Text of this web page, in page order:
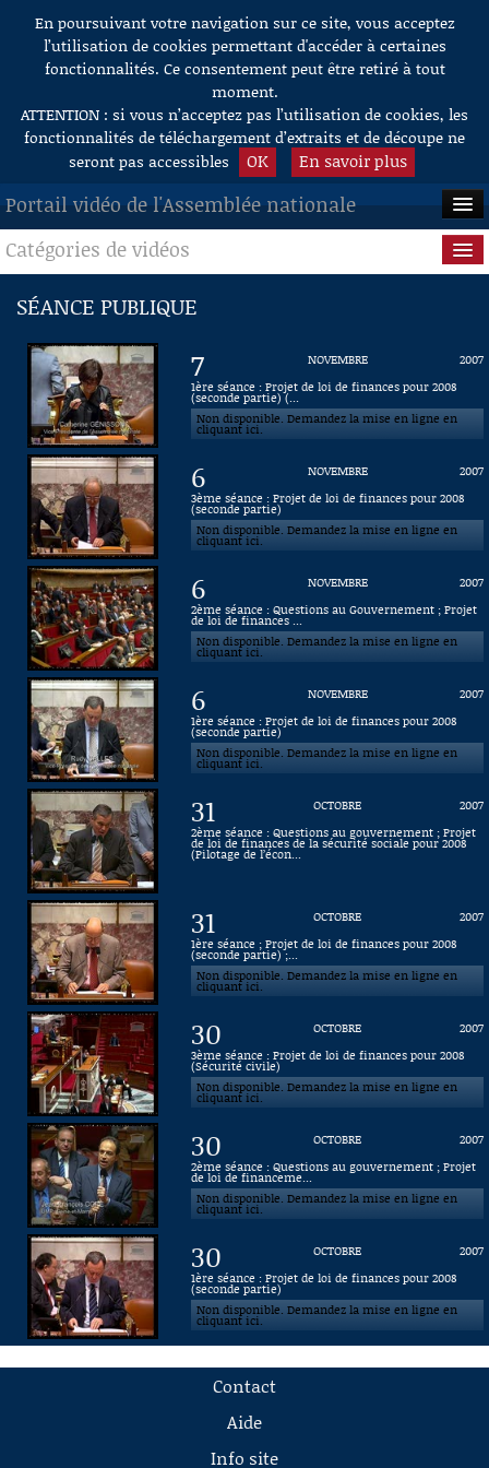
Aller au contenu
En poursuivant votre navigation sur ce site, vous acceptez
l’utilisation de cookies permettant d'accéder à certaines
fonctionnalités. Ce consentement peut être retiré à tout
moment.
ATTENTION : si vous n’acceptez pas l’utilisation de cookies, les
fonctionnalités de téléchargement d’extraits et de découpe ne
seront pas accessibles
OK En savoir plus
Portail vidéo de l'Assemblée nationale
ACCUEIL
EN DIRECT
À LA DEMANDE
RECHERCHE
AIDE À LA DÉCOUPE
DE VIDÉOS
Catégories de vidéos
Séance publique
Questions au Gouvernement
Commissions
Présidence
Évènements
Connaissance, Histoire
SÉANCE PUBLIQUE
7 NOVEMBRE
2007
1ère séance : Projet de loi de finances pour 2008
(seconde partie) (...
Non disponible. Demandez la mise en ligne en
cliquant ici.
6 NOVEMBRE
2007
3ème séance : Projet de loi de finances pour 2008
(seconde partie)
Non disponible. Demandez la mise en ligne en
cliquant ici.
6 NOVEMBRE
2007
2ème séance : Questions au Gouvernement ; Projet
de loi de finances ...
Non disponible. Demandez la mise en ligne en
cliquant ici.
6 NOVEMBRE
2007
1ère séance : Projet de loi de finances pour 2008
(seconde partie)
Non disponible. Demandez la mise en ligne en
cliquant ici.
31 OCTOBRE
2007
2ème séance : Questions au gouvernement ; Projet
de loi de finances de la sécurité sociale pour 2008
(Pilotage de l’écon...
31 OCTOBRE
2007
1ère séance ; Projet de loi de finances pour 2008
(seconde partie) ;...
Non disponible. Demandez la mise en ligne en
cliquant ici.
30 OCTOBRE
2007
3ème séance : Projet de loi de finances pour 2008
(Sécurité civile)
Non disponible. Demandez la mise en ligne en
cliquant ici.
30 OCTOBRE
2007
2ème séance : Questions au gouvernement ; Projet
de loi de financeme...
Non disponible. Demandez la mise en ligne en
cliquant ici.
30 OCTOBRE
2007
1ère séance : Projet de loi de finances pour 2008
(seconde partie)
Non disponible. Demandez la mise en ligne en
cliquant ici.
Contact
Aide
Info site